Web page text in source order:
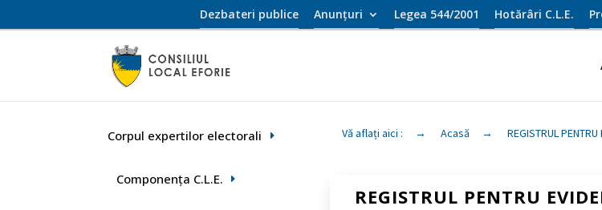
Dezbateri publice Anunțuri Legea 544/2001 Hotărâri C.L.E.
Corpul expertilor electorali
Componența C.L.E.
Vă aflați aici : → Acasă → REGISTRUL
REGISTRUL PENTRU